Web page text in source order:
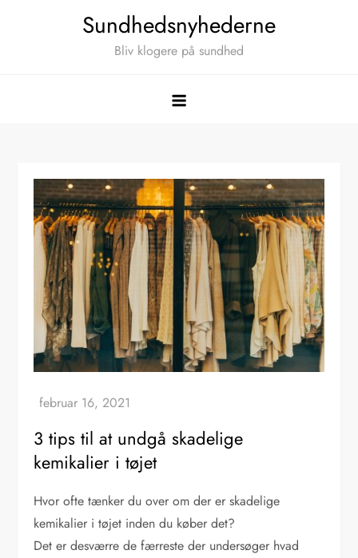
Sundhedsnyhederne
Bliv klogere på sundhed
3 tips til at undgå skadelige
kemikalier i tøjet
Hvor ofte tænker du over om der er skadelige
kemikalier i tøjet inden du køber det?
Det er desværre de færreste der undersøger hvad